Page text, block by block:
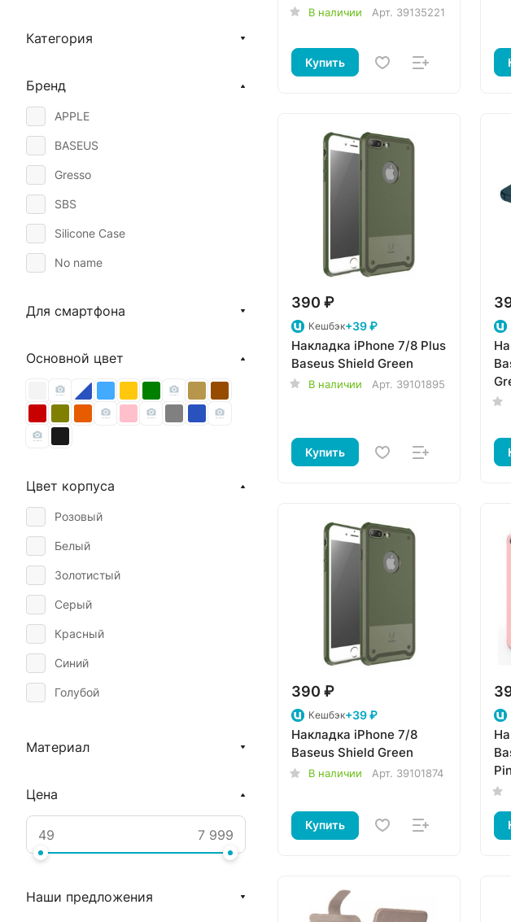
MPP53ZM/A
В наличии Арт. 39135221
Купить
390 ₽
Кешбэк+39 ₽
Накладка iPhone 7/8 Plus
Baseus Shield Green
В наличии Арт. 39101895
Купить
390 ₽
Кешбэк+39 ₽
Накладка iPhone 7/8
Baseus Shield Green
В наличии Арт. 39101874
Купить
Категория
Бренд
APPLE
BASEUS
Gresso
SBS
Silicone Case
No name
Для смартфона
Основной цвет
Цвет корпуса
Розовый
Белый
Золотистый
Серый
Красный
Синий
Голубой
Зеленый
Коричневый
Материал
Цена
Наши предложения